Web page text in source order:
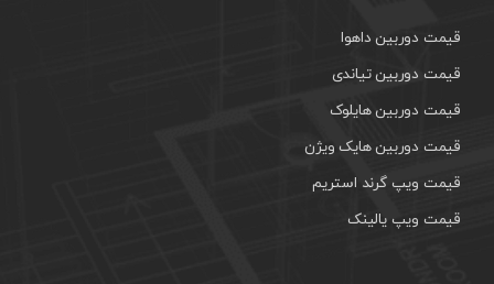
قیمت دوربین داهوا
قیمت دوربین تیاندی
قیمت دوربین هایلوک
قیمت دوربین هایک ویژن
قیمت ویپ گرند استریم
قیمت ویپ یالینک